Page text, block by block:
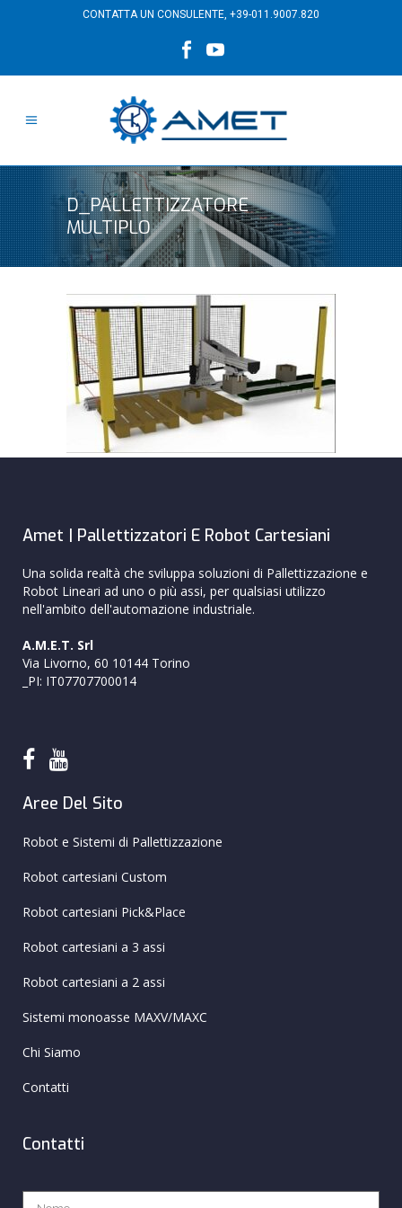
CONTATTA UN CONSULENTE, +39-011.9007.820
D_PALLETTIZZATORE
MULTIPLO
Amet | Pallettizzatori E Robot Cartesiani
Una solida realtà che sviluppa soluzioni di Pallettizzazione e
Robot Lineari ad uno o più assi, per qualsiasi utilizzo
nell'ambito dell'automazione industriale.
A.M.E.T. Srl
Via Livorno, 60 10144 Torino
_PI: IT07707700014
Aree Del Sito
Robot e Sistemi di Pallettizzazione
Robot cartesiani Custom
Robot cartesiani Pick&Place
Robot cartesiani a 3 assi
Robot cartesiani a 2 assi
Sistemi monoasse MAXV/MAXC
Chi Siamo
Contatti
Contatti